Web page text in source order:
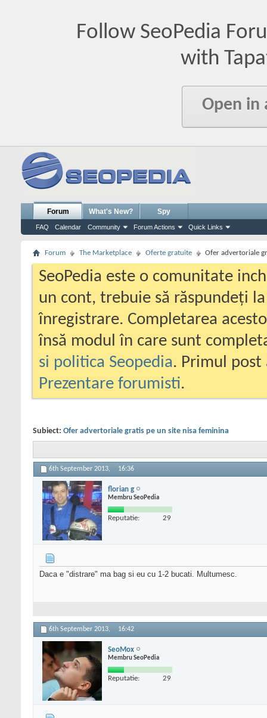
Follow SeoPedia
with
Open in
Forum
FAQ Calendar Community Forum Actions Quick Links
What's New? Spy
Forum The Marketplace Oferte gratuite Ofer advertoriale
SeoPedia este o comunitate
un cont, trebuie să răspundeți
înregistrare. Completarea
însă modul în care sunt
si politica Seopedia. Primul
Prezentare forumisti.
Subiect: Ofer advertoriale gratis pe un site nisa feminina
6th September 2013, 16:36
florian g
Membru SeoPedia
Reputatie: 29
Daca e "distrare" ma bag si eu cu 1-2 bucati. Multumesc.
6th September 2013, 16:42
SeoMox
Membru SeoPedia
Reputatie: 29